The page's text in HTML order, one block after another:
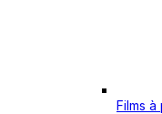
Films